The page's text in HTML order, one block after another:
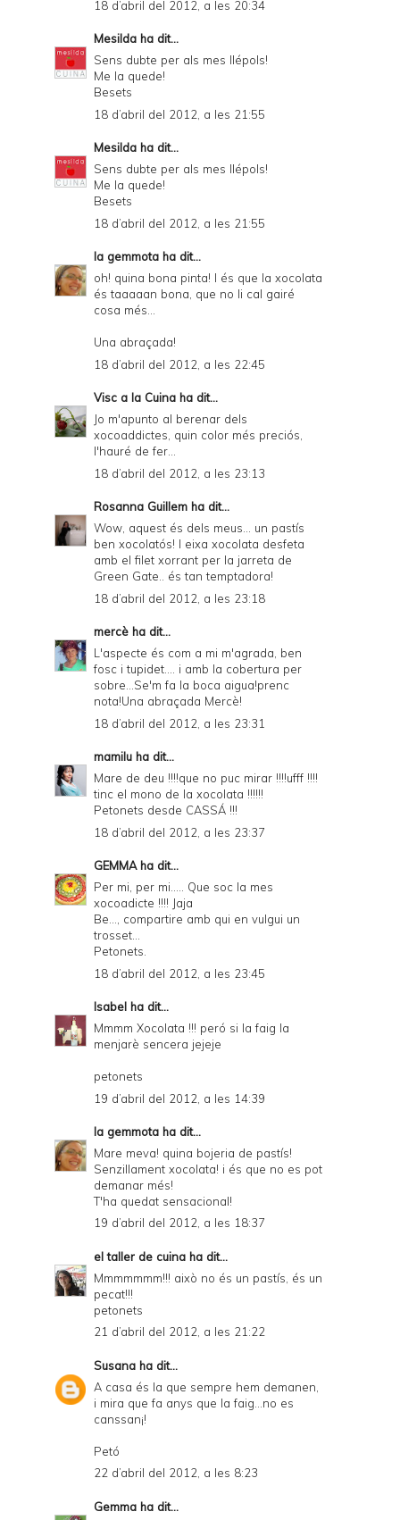
18 d’abril del 2012, a les 20:34
Mesilda ha dit...
Sens dubte per als mes llépols!
Me la quede!
Besets
18 d’abril del 2012, a les 21:55
Mesilda ha dit...
Sens dubte per als mes llépols!
Me la quede!
Besets
18 d’abril del 2012, a les 21:55
la gemmota ha dit...
oh! quina bona pinta! I és que la xocolata
és taaaaan bona, que no li cal gairé
cosa més...
Una abraçada!
18 d’abril del 2012, a les 22:45
Visc a la Cuina ha dit...
Jo m'apunto al berenar dels
xocoaddictes, quin color més preciós,
l'hauré de fer...
18 d’abril del 2012, a les 23:13
Rosanna Guillem ha dit...
Wow, aquest és dels meus... un pastís
ben xocolatós! I eixa xocolata desfeta
amb el filet xorrant per la jarreta de
Green Gate.. és tan temptadora!
18 d’abril del 2012, a les 23:18
mercè ha dit...
L'aspecte és com a mi m'agrada, ben
fosc i tupidet.... i amb la cobertura per
sobre...Se'm fa la boca aigua!prenc
nota!Una abraçada Mercè!
18 d’abril del 2012, a les 23:31
mamilu ha dit...
Mare de deu !!!!que no puc mirar !!!!ufff !!!!
tinc el mono de la xocolata !!!!!!
Petonets desde CASSÁ !!!
18 d’abril del 2012, a les 23:37
GEMMAha dit...
Per mi, per mi..... Que soc la mes
xocoadicte !!!! Jaja
Be..., compartire amb qui en vulgui un
trosset...
Petonets.
18 d’abril del 2012, a les 23:45
Isabel ha dit...
Mmmm Xocolata !!! peró si la faig la
menjarè sencera jejeje
petonets
19 d’abril del 2012, a les 14:39
la gemmota ha dit...
Mare meva! quina bojeria de pastís!
Senzillament xocolata! i és que no es pot
demanar més!
T'ha quedat sensacional!
19 d’abril del 2012, a les 18:37
el taller de cuina ha dit...
Mmmmmmm!!! això no és un pastís, és un
pecat!!!
petonets
21 d’abril del 2012, a les 21:22
Susana ha dit...
A casa és la que sempre hem demanen,
i mira que fa anys que la faig...no es
canssan¡!
Petó
22 d’abril del 2012, a les 8:23
Gemma ha dit...